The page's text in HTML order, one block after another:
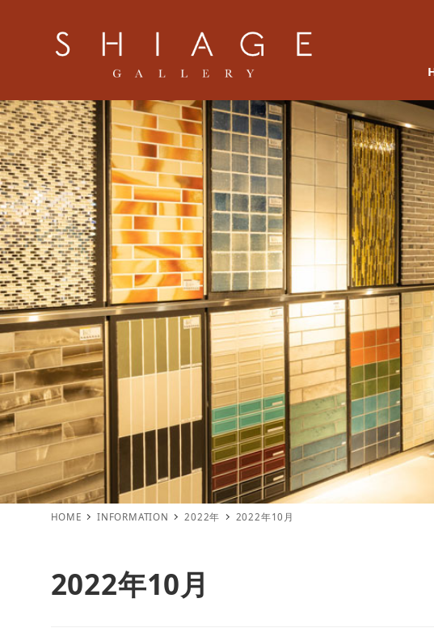
HOME INFORMATION 2022年 2022年10月
2022年10月